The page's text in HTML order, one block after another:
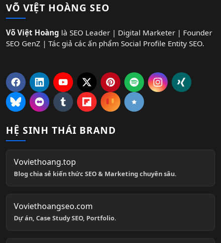
VÕ VIỆT HOÀNG SEO
Võ Việt Hoàng là SEO Leader | Digital Marketer | Founder
SEO GenZ | Tác giả các ấn phẩm Social Profile Entity SEO.
HỆ SINH THÁI BRAND
Voviethoang.top
Blog chia sẻ kiến thức SEO & Marketing chuyên sâu.
Voviethoangseo.com
Dự án, Case Study SEO, Portfolio.